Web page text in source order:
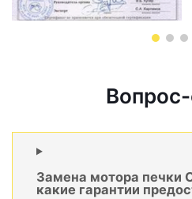
Замена мотора печки
какие гарантии